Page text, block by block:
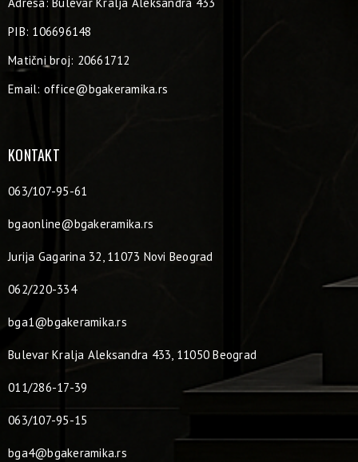
PIB: 106696148
Matični broj: 20661712
Email: office@bgakeramika.rs
KONTAKT
063/107-95-61
bgaonline@bgakeramika.rs
Jurija Gagarina 32, 11073 Novi Beograd
062/220-334
bga1@bgakeramika.rs
Bulevar Kralja Aleksandra 433, 11050 Beograd
011/286-17-39
063/107-95-15
bga4@bgakeramika.rs